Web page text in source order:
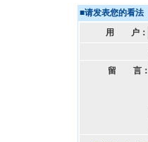
■请发表您的看法
用 户：
留 言：